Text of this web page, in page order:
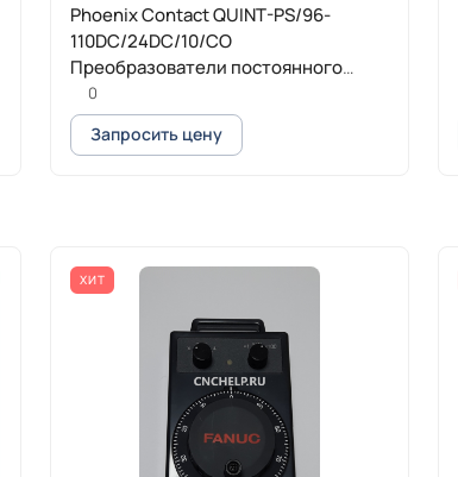
Phoenix Contact QUINT-PS/96-
110DC/24DC/10/CO
Преобразователи постоянного
тока, с защитной лакировкой
0
Запросить цену
ХИТ